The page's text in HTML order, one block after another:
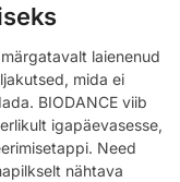
laienenud
mida ei
BIODANCE viib
igapäevasesse,
Need
nähtava